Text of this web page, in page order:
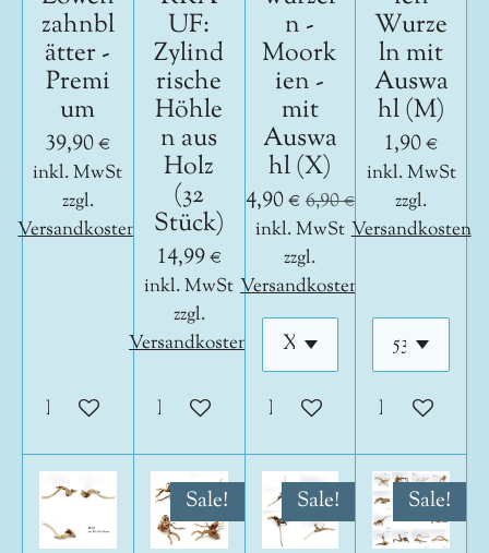
zahnbl
ätter -
Premi
um
39,90 €
inkl. MwSt
zzgl.
Versandkosten
In den Warenkorb
UF:
Zylind
rische
Höhle
n aus
Holz
(32
Stück)
14,99 €
inkl. MwSt
zzgl.
Versandkosten
In den Warenkorb
n -
Moork
ien -
mit
Auswa
hl (X)
4,90 € 6,90 €
inkl. MwSt
zzgl.
Versandkosten
In den Warenkorb
Wurze
ln mit
Auswa
hl (M)
1,90 €
inkl. MwSt
zzgl.
Versandkosten
In den
Sale! Sale! Sale!